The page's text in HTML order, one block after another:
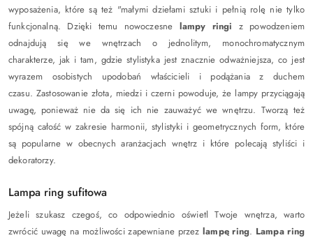
wyposażenia, które są też "małymi dziełami sztuki i pełnią rolę nie tylko
funkcjonalną. Dzięki temu nowoczesne lampy ringi z powodzeniem
odnajdują się we wnętrzach o jednolitym, monochromatycznym
charakterze, jak i tam, gdzie stylistyka jest znacznie odważniejsza, co jest
wyrazem osobistych upodobań właścicieli i podążania z duchem
czasu. Zastosowanie złota, miedzi i czerni powoduje, że lampy przyciągają
uwagę, ponieważ nie da się ich nie zauważyć we wnętrzu. Tworzą też
spójną całość w zakresie harmonii, stylistyki i geometrycznych form, które
są popularne w obecnych aranżacjach wnętrz i które polecają styliści i
dekoratorzy.
Lampa ring sufitowa
Jeżeli szukasz czegoś, co odpowiednio oświetl Twoje wnętrza, warto
zwrócić uwagę na możliwości zapewniane przezlampę ring. Lampa ring